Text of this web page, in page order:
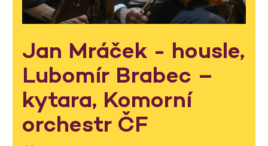
Jan Mráček - housle,
Lubomír Brabec –
kytara, Komorní
orchestr ČF